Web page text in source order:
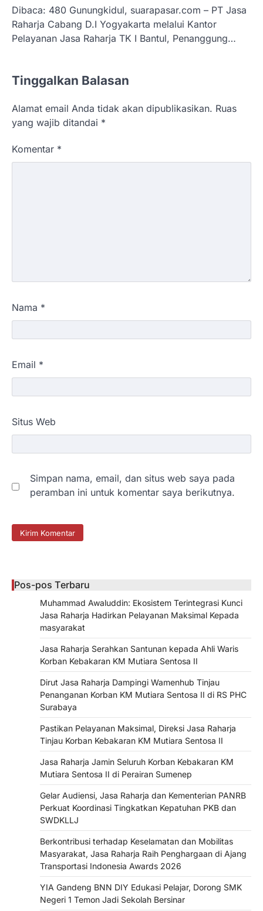
Dibaca: 480 Gunungkidul, suarapasar.com – PT Jasa
Raharja Cabang D.I Yogyakarta melalui Kantor
Pelayanan Jasa Raharja TK I Bantul, Penanggung…
Tinggalkan Balasan
Alamat email Anda tidak akan dipublikasikan. Ruas
yang wajib ditandai *
Komentar *
Nama *
Email *
Situs Web
Simpan nama, email, dan situs web saya pada
peramban ini untuk komentar saya berikutnya.
Pos-pos Terbaru
Muhammad Awaluddin: Ekosistem Terintegrasi Kunci
Jasa Raharja Hadirkan Pelayanan Maksimal Kepada
masyarakat
Jasa Raharja Serahkan Santunan kepada Ahli Waris
Korban Kebakaran KM Mutiara Sentosa II
Dirut Jasa Raharja Dampingi Wamenhub Tinjau
Penanganan Korban KM Mutiara Sentosa II di RS PHC
Surabaya
Pastikan Pelayanan Maksimal, Direksi Jasa Raharja
Tinjau Korban Kebakaran KM Mutiara Sentosa II
Jasa Raharja Jamin Seluruh Korban Kebakaran KM
Mutiara Sentosa II di Perairan Sumenep
Gelar Audiensi, Jasa Raharja dan Kementerian PANRB
Perkuat Koordinasi Tingkatkan Kepatuhan PKB dan
SWDKLLJ
Berkontribusi terhadap Keselamatan dan Mobilitas
Masyarakat, Jasa Raharja Raih Penghargaan di Ajang
Transportasi Indonesia Awards 2026
YIA Gandeng BNN DIY Edukasi Pelajar, Dorong SMK
Negeri 1 Temon Jadi Sekolah Bersinar